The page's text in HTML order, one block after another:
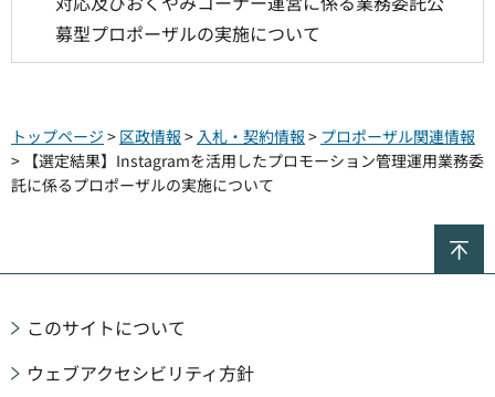
募型プロポーザルの実施について
トップページ > 区政情報 > 入札・契約情報 > プロポーザル関連情報
> 【選定結果】Instagramを活用したプロモーション管理運用業務委
託に係るプロポーザルの実施について
このサイトについて
ウェブアクセシビリティ方針